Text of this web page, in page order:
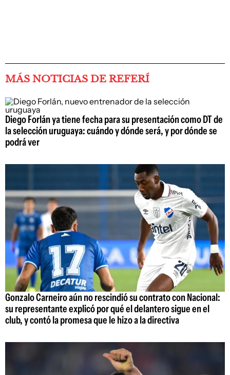
MÁS NOTICIAS DE REFERÍ
Diego Forlán ya tiene fecha para su presentación como DT de
la selección uruguaya: cuándo y dónde será, y por dónde se
podrá ver
Gonzalo Carneiro aún no rescindió su contrato con Nacional:
su representante explicó por qué el delantero sigue en el
club, y contó la promesa que le hizo a la directiva